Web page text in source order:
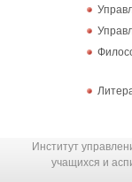
Институт
учащихся и